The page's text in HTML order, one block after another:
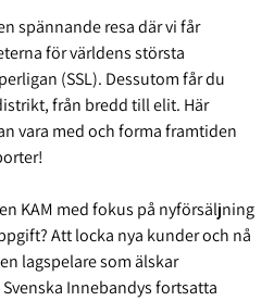
spännande resa där vi får
för världens största
(SSL). Dessutom får du
från bredd till elit. Här
vara med och forma framtiden
KAM med fokus på nyförsäljning
Att locka nya kunder och nå
lagspelare som älskar
Innebandys fortsatta